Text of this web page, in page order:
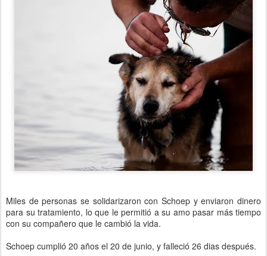
Miles de personas se solidarizaron con Schoep y enviaron dinero
para su tratamiento, lo que le permitió a su amo pasar más tiempo
con su compañero que le cambió la vida.
Schoep cumplió 20 años el 20 de junio, y falleció 26 dias después.